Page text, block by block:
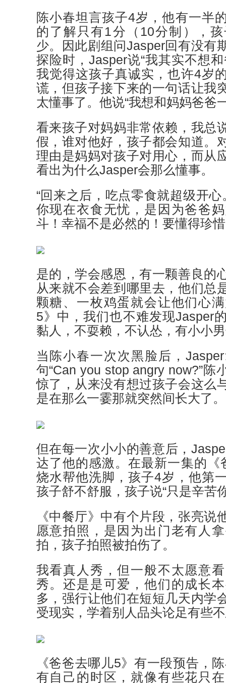
陈小春坦言孩子4岁，他有一半
的了解只有1分（10分制），
少。因此剧组问Jasper回有没有
探险时，Jasper说“我其实不想
我觉得这孩子真诚实，也许4岁
谎，但孩子接下来的一句话让我
太懂事了。他说“我想和妈妈爸爸
看来孩子对妈妈非常依赖，我总
假，谁对他好，孩子都会知道。
理由是妈妈对孩子对用心，而从
看出为什么Jasper会那么懂事。
“回来之后，吃点零食就超级开
你现在衣食无忧，是因为爸爸
斗！幸福不是必然的！要懂得珍
是的，学会感恩，有一颗善良的
从来就不会差到哪里去，他们总
颗糖、一枚鸡蛋就会让他们心
5》中，我们也不难发现Jasper
黏人，不耍赖，不认怂，有小小
当陈小春一次次黑脸后，
句“Can you stop angry now?”陈
惊了，从来没有想过孩子会这么
是在那么一霎那就突然间长大了。
但在每一次小小的善意后，
达了他的感激。在最新一集的《
烧水帮他洗脚，孩子4岁，他第
孩子舒不舒服，孩子说“只是辛苦
《中餐厅》中有个片段，张亮说
愿意拍照，是因为出门老有人
拍，孩子拍照被拍伤了。
我看真人秀，但一般不太愿意
秀。还是是可爱，他们的成长
多，强行让他们在短短几天内学
受现实，学着别人品头论足有些
《爸爸去哪儿5》有一段预告，
有自己的时区，就像有些花只